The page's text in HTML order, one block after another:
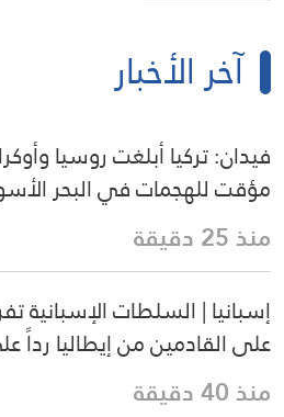
آخر الأخبار
فيدان: تركيا أبلغت روسيا
مؤقت للهجمات في البحر
منذ 25 دقيقة
إسبانيا | السلطات
على القادمين من إيطاليا رداً
منذ 40 دقيقة